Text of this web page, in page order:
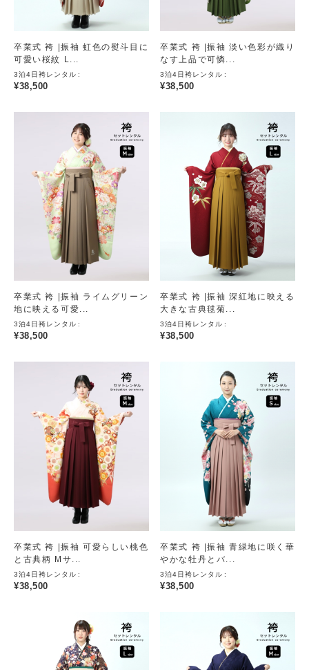
卒業式 袴 |振袖 虹色の熨斗目に
可愛い桜紋 L...
3泊4日袴レンタル
¥38,500
卒業式 袴 |振袖 淡い色彩が織り
なす上品で可憐...
3泊4日袴レンタル
¥38,500
卒業式 袴 |振袖 ライムグリーン
地に映える可愛...
3泊4日袴レンタル
¥38,500
卒業式 袴 |振袖 深紅地に映える
大きな古典毬菊...
3泊4日袴レンタル
¥38,500
卒業式 袴 |振袖 可愛らしい桃色
と古典柄 Mサ...
3泊4日袴レンタル
¥38,500
卒業式 袴 |振袖 青緑地に咲く華
やかな牡丹とバ...
3泊4日袴レンタル
¥38,500